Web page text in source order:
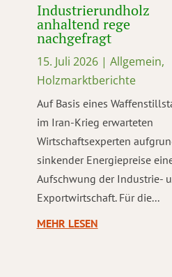
Industrierundholz
anhaltend rege
nachgefragt
15. Juli 2026| Allgemein,
Holzmarktberichte
Auf Basis eines
im Iran-Krieg erwarteten
Wirtschaftsexperten
sinkender Energiepreise
Aufschwung der Industrie-
Exportwirtschaft. Für die...
MEHR LESEN